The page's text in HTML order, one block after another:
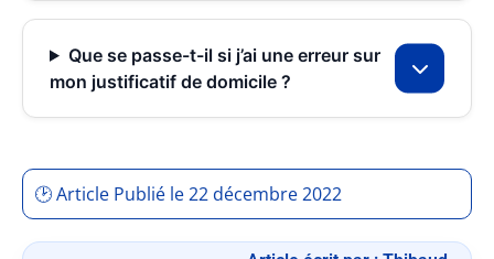
Que se passe-t-il si j’ai une erreur sur
mon justificatif de domicile ?
🕑 Article Publié le 22 décembre 2022